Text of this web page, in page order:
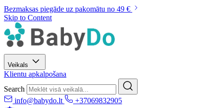
Bezmaksas piegāde uz pakomātu no 49 €
Skip to Content
Veikals
Klientu apkalpošana
Search
info@babydo.lt
+37069832905